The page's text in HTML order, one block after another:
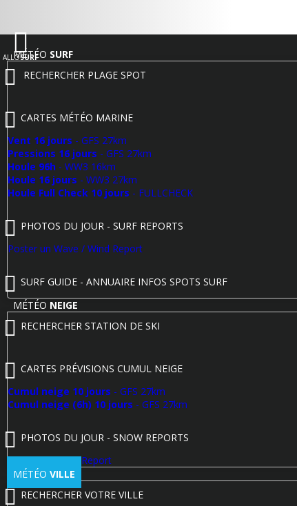
ALLOSURF
MÉTÉO SURF
RECHERCHER PLAGE SPOT
CARTES MÉTÉO MARINE
Vent 16 jours - GFS 27km
Pressions 16 jours - GFS 27km
Houle 96h - WW3 16km
Houle 16 jours - WW3 27km
Houle Full Check 10 jours - FULLCHECK
PHOTOS DU JOUR - SURF REPORTS
Poster un Wave / Wind Report
SURF GUIDE - ANNUAIRE INFOS SPOTS SURF
MÉTÉO NEIGE
RECHERCHER STATION DE SKI
CARTES PRÉVISIONS CUMUL NEIGE
Cumul neige 10 jours - GFS 27km
Cumul neige (6h) 10 jours - GFS 27km
PHOTOS DU JOUR - SNOW REPORTS
Poster un Snow Report
MÉTÉO VILLE
RECHERCHER VOTRE VILLE